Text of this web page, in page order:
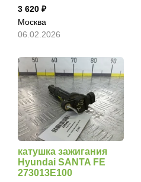
3 620
Москва
06.02.2026
катушка зажигания
Hyundai SANTA FE
273013E100